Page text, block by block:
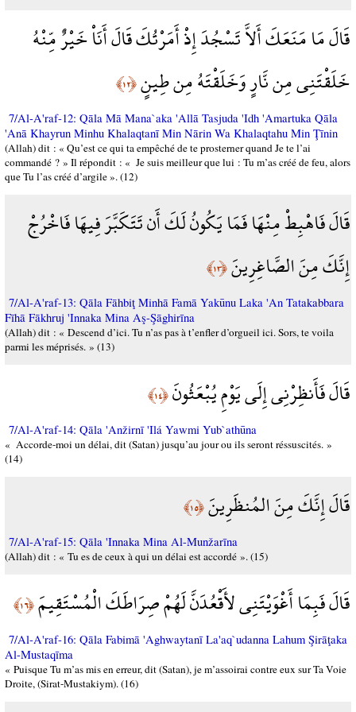
قَالَ مَا مَنَعَكَ أَلاَّ تَسْجُدَ إِذْ أَمَرْتُكَ قَالَ أَنَاْ خَيْرٌ مِّنْهُ
خَلَقْتَنِي مِن نَّارٍ وَخَلَقْتَهُ مِن طِينٍ﴿١٢﴾
7/Al-A'raf-12: Qāla Mā Mana`aka 'Allā Tasjuda 'Idh 'Amartuka Qāla
'Anā Khayrun Minhu Khalaqtanī Min Nārin Wa Khalaqtahu Min Ţīnin
(Allah) dit : « Qu’est ce qui ta empêché de te prosterner quand Je te l’ai
commandé ? » Il répondit : « Je suis meilleur que lui : Tu m’as créé de feu, alors
que Tu l’as créé d’argile ». (12)
قَالَ فَاهْبِطْ مِنْهَا فَمَا يَكُونُ لَكَ أَن تَتَكَبَّرَ فِيهَا فَاخْرُجْ
إِنَّكَ مِنَ الصَّاغِرِينَ﴿١٣﴾
7/Al-A'raf-13: Qāla Fāhbiţ Minhā Famā Yakūnu Laka 'An Tatakabbara
Fīhā Fākhruj 'Innaka Mina Aş-Şāghirīna
(Allah) dit : « Descend d’ici. Tu n’as pas à t’enfler d’orgueil ici. Sors, te voila
parmi les méprisés. » (13)
قَالَ فَأَنظِرْنِي إِلَى يَوْمِ يُبْعَثُونَ﴿١٤﴾
7/Al-A'raf-14: Qāla 'Anžirnī 'Ilá Yawmi Yub`athūna
« Accorde-moi un délai, dit (Satan) jusqu’au jour ou ils seront réssuscités. »
(14)
قَالَ إِنَّكَ مِنَ المُنظَرِينَ﴿١٥﴾
7/Al-A'raf-15: Qāla 'Innaka Mina Al-Munžarīna
(Allah) dit : « Tu es de ceux à qui un délai est accordé ». (15)
قَالَ فَبِمَا أَغْوَيْتَنِي لأَقْعُدَنَّ لَهُمْ صِرَاطَكَ الْمُسْتَقِيمَ﴿١٦﴾
7/Al-A'raf-16: Qāla Fabimā 'Aghwaytanī La'aq`udanna Lahum Şirāţaka
Al-Mustaqīma
« Puisque Tu m’as mis en erreur, dit (Satan), je m’assoirai contre eux sur Ta Voie
Droite, (Sirat-Mustakiym). (16)